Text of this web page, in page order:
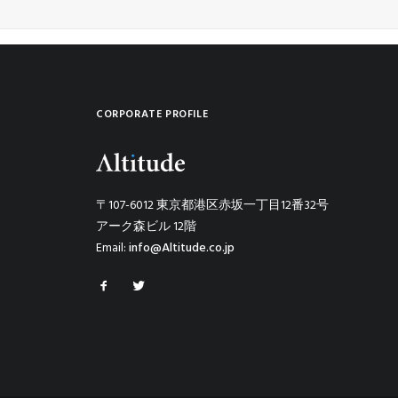
CORPORATE PROFILE
〒107-6012 東京都港区赤坂一丁目12番32号
アーク森ビル 12階
Email:info@Altitude.co.jp